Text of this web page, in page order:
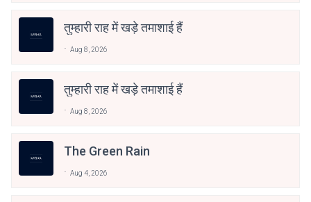
तुम्हारी राह में खड़े तमाशाई हैं
Aug 8, 2026
तुम्हारी राह में खड़े तमाशाई हैं
Aug 8, 2026
The Green Rain
Aug 4, 2026